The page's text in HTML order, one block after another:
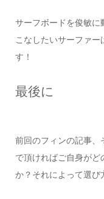
サーフボードを俊敏に
こなしたいサーファ
す！
最後に
前回のフィンの記事、
で頂ければご自身が
か？それによって選び